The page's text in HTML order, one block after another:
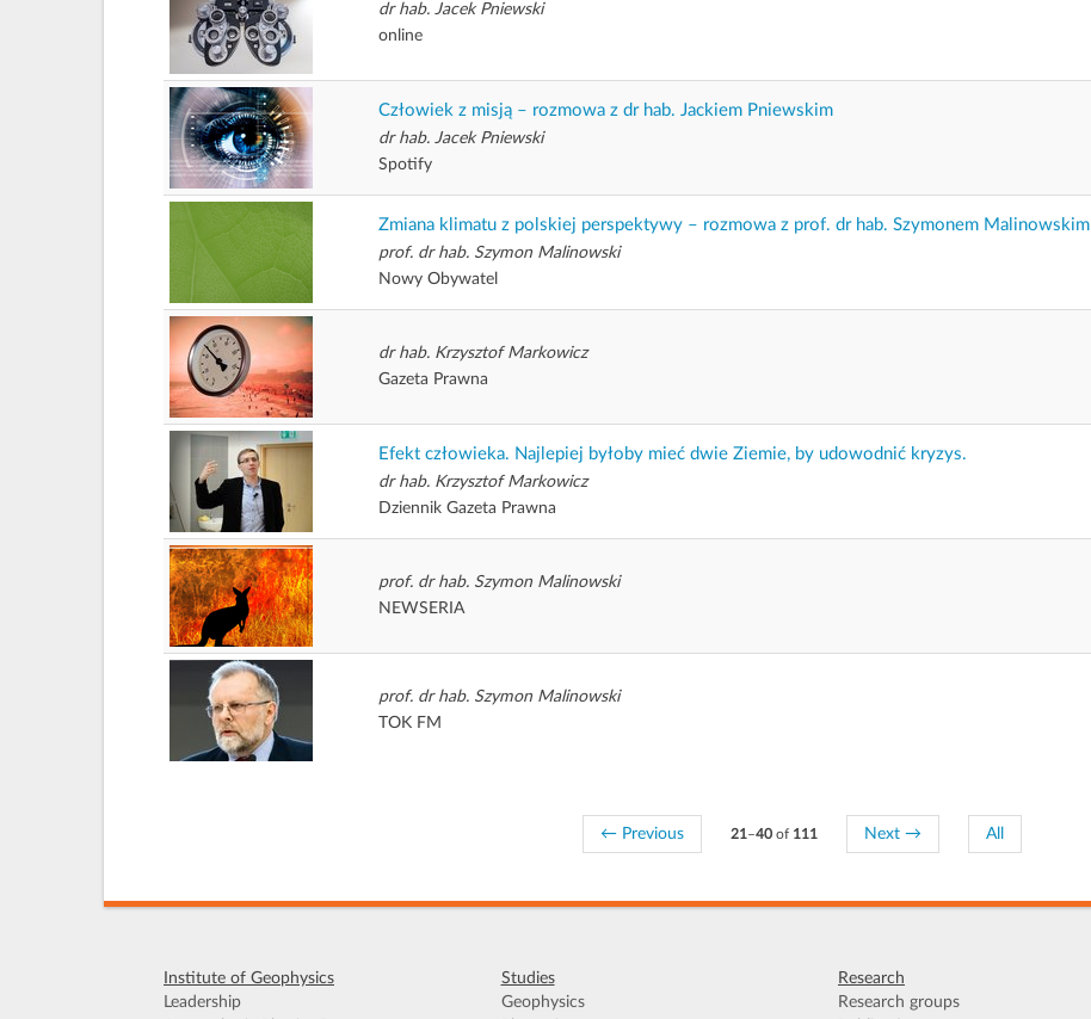
dr hab. Jacek Pniewski
online
Człowiek z misją – rozmowa z dr hab. Jackiem Pniewskim
dr hab. Jacek Pniewski
Spotify
Zmiana klimatu z polskiej perspektywy – rozmowa z prof. dr hab. Szymonem Malinowskim
prof. dr hab. Szymon Malinowski
Nowy Obywatel
dr hab. Krzysztof Markowicz
Gazeta Prawna
Efekt człowieka. Najlepiej byłoby mieć dwie Ziemie, by udowodnić kryzys.
dr hab. Krzysztof Markowicz
Dziennik Gazeta Prawna
prof. dr hab. Szymon Malinowski
NEWSERIA
prof. dr hab. Szymon Malinowski
TOK FM
← Previous 21–40 of 111 Next → All
Institute of Geophysics
Leadership
Studies
Geophysics
Research
Research groups